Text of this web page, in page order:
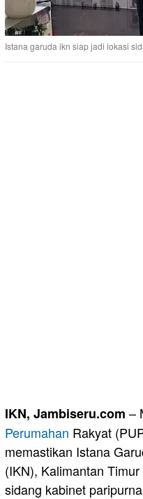
Istana garuda ikn siap jadi lokasi
IKN, Jambiseru.com –
Perumahan Rakyat
memastikan Istana
(IKN), Kalimantan
sidang kabinet